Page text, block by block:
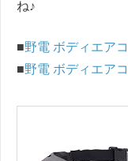
ね♪
■野電 ボディエア
■野電 ボディエア